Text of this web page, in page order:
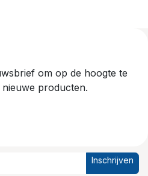
om op de hoogte te
producten.
Inschrijven